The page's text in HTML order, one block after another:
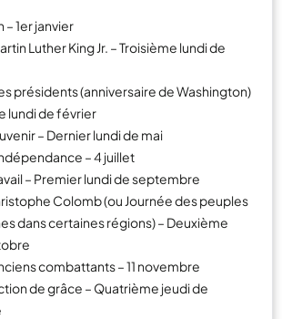
– 1er janvier
Luther King Jr. – Troisième lundi de
présidents (anniversaire de Washington)
lundi de février
– Dernier lundi de mai
– 4 juillet
– Premier lundi de septembre
Colomb (ou Journée des peuples
dans certaines régions) – Deuxième
combattants – 11 novembre
de grâce – Quatrième jeudi de